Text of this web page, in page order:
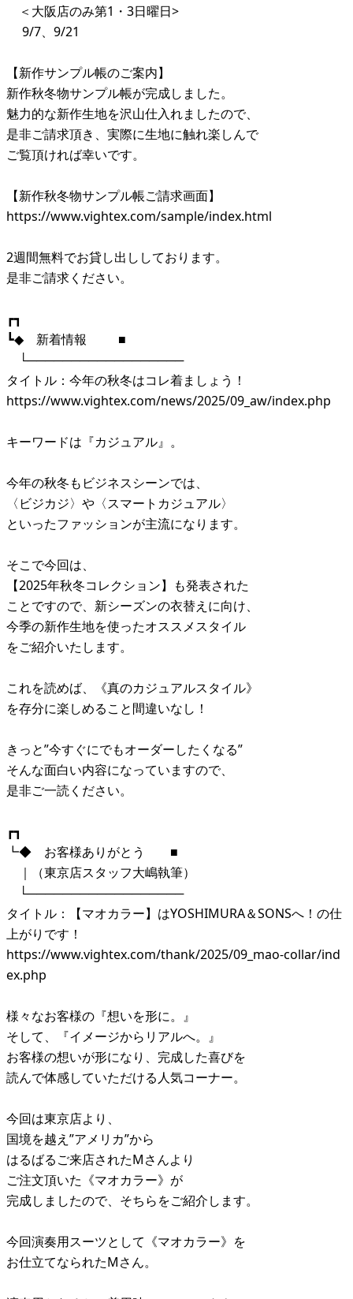
＜大阪店のみ第1・3日曜日>
9/7、9/21
【新作サンプル帳のご案内】
新作秋冬物サンプル帳が完成しました。
魅力的な新作生地を沢山仕入れましたので、
是非ご請求頂き、実際に生地に触れ楽しんで
ご覧頂ければ幸いです。
【新作秋冬物サンプル帳ご請求画面】
https://www.vightex.com/sample/index.html
2週間無料でお貸し出ししております。
是非ご請求ください。
┏┓
┗◆ 新着情報 ■
└──────────────────
タイトル：今年の秋冬はコレ着ましょう！
https://www.vightex.com/news/2025/09_aw/index.php
キーワードは『カジュアル』。
今年の秋冬もビジネスシーンでは、
〈ビジカジ〉や〈スマートカジュアル〉
といったファッションが主流になります。
そこで今回は、
【2025年秋冬コレクション】も発表された
ことですので、新シーズンの衣替えに向け、
今季の新作生地を使ったオススメスタイル
をご紹介いたします。
これを読めば、《真のカジュアルスタイル》
を存分に楽しめること間違いなし！
きっと”今すぐにでもオーダーしたくなる”
そんな面白い内容になっていますので、
是非ご一読ください。
┏┓
┗◆ お客様ありがとう ■
｜（東京店スタッフ大嶋執筆）
└──────────────────
タイトル：【マオカラー】はYOSHIMURA＆SONSへ！の仕
上がりです！
https://www.vightex.com/thank/2025/09_mao-collar/ind
ex.php
様々なお客様の『想いを形に。』
そして、『イメージからリアルへ。』
お客様の想いが形になり、完成した喜びを
読んで体感していただける人気コーナー。
今回は東京店より、
国境を越え”アメリカ”から
はるばるご来店されたMさんより
ご注文頂いた《マオカラー》が
完成しましたので、そちらをご紹介します。
今回演奏用スーツとして《マオカラー》を
お仕立てなられたMさん。